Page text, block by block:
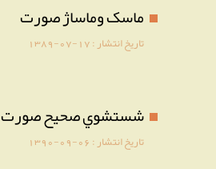
ماسک وماساژ صورت
تاریخ انتشار :1389-07-17
شستشوي صحيح صورت
تاریخ انتشار :1390-09-06